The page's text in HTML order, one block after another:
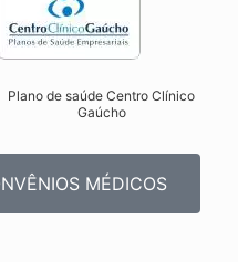
Plano de saúde Centro Clínico
Gaúcho
MÉDICOS